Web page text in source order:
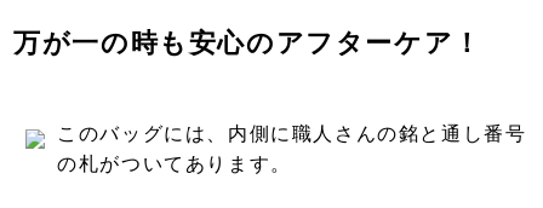
万が一の時も安心のアフターケア！
このバッグには、内側に職人さんの銘と通し番号
の札がついてあります。